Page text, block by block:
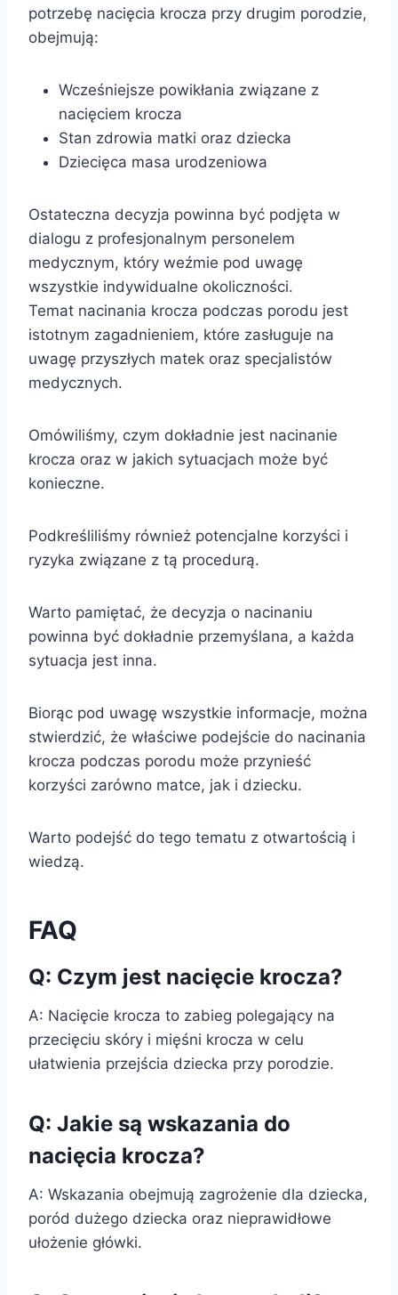
potrzebę nacięcia krocza przy drugim porodzie,
obejmują:
Wcześniejsze powikłania związane z
nacięciem krocza
Stan zdrowia matki oraz dziecka
Dziecięca masa urodzeniowa
Ostateczna decyzja powinna być podjęta w
dialogu z profesjonalnym personelem
medycznym, który weźmie pod uwagę
wszystkie indywidualne okoliczności.
Temat nacinania krocza podczas porodu jest
istotnym zagadnieniem, które zasługuje na
uwagę przyszłych matek oraz specjalistów
medycznych.
Omówiliśmy, czym dokładnie jest nacinanie
krocza oraz w jakich sytuacjach może być
konieczne.
Podkreśliliśmy również potencjalne korzyści i
ryzyka związane z tą procedurą.
Warto pamiętać, że decyzja o nacinaniu
powinna być dokładnie przemyślana, a każda
sytuacja jest inna.
Biorąc pod uwagę wszystkie informacje, można
stwierdzić, że właściwe podejście do nacinania
krocza podczas porodu może przynieść
korzyści zarówno matce, jak i dziecku.
Warto podejść do tego tematu z otwartością i
wiedzą.
FAQ
Q: Czym jest nacięcie krocza?
A: Nacięcie krocza to zabieg polegający na
przecięciu skóry i mięśni krocza w celu
ułatwienia przejścia dziecka przy porodzie.
Q: Jakie są wskazania do
nacięcia krocza?
A: Wskazania obejmują zagrożenie dla dziecka,
poród dużego dziecka oraz nieprawidłowe
ułożenie główki.